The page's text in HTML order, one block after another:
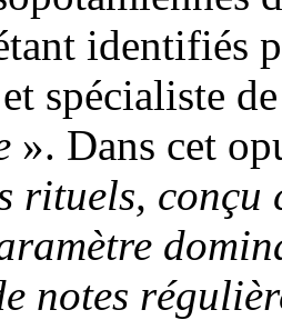
identifiés
spécialiste
». Dans cet
rituels, conçu
notes